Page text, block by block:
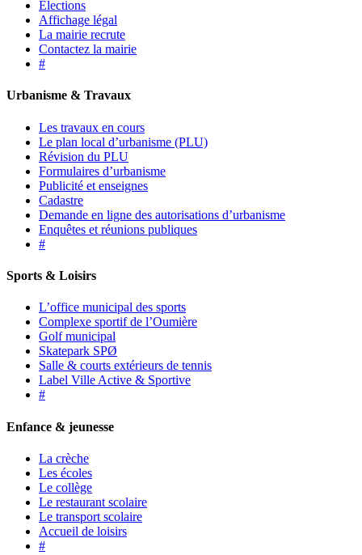
Élections
Affichage légal
La mairie recrute
Contactez la mairie
#
Urbanisme & Travaux
Les travaux en cours
Le plan local d’urbanisme (PLU)
Révision du PLU
Formulaires d’urbanisme
Publicité et enseignes
Cadastre
Demande en ligne des autorisations d’urbanisme
Enquêtes et réunions publiques
#
Sports & Loisirs
L’office municipal des sports
Complexe sportif de l’Oumière
Golf municipal
Skatepark SPØ
Salle & courts extérieurs de tennis
Label Ville Active & Sportive
#
Enfance & jeunesse
La crèche
Les écoles
Le collège
Le restaurant scolaire
Le transport scolaire
Accueil de loisirs
#